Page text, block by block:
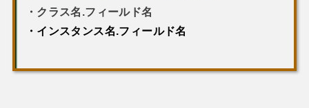
・クラス名.フィールド名
・インスタンス名.フィールド名